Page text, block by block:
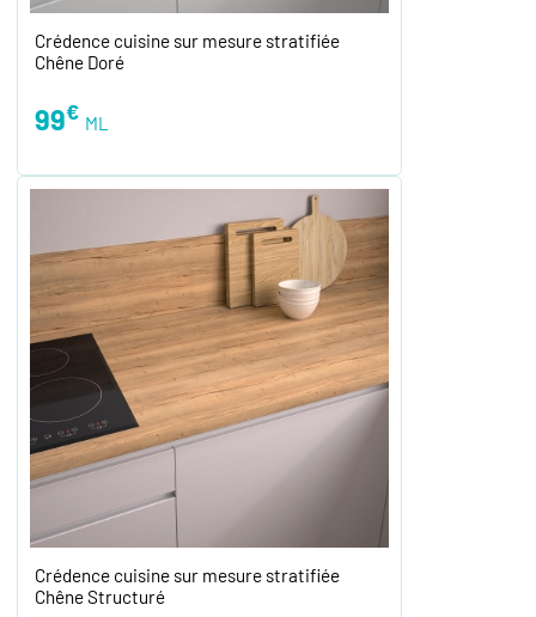
Crédence cuisine sur mesure stratifiée
Chêne Doré
99€ ML
Crédence cuisine sur mesure stratifiée
Chêne Structuré